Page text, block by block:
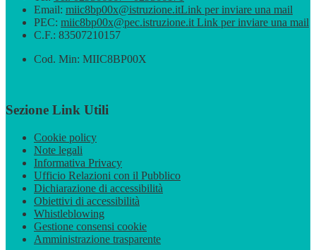
Email: miic8bp00x@istruzione.itLink per inviare una mail
PEC: miic8bp00x@pec.istruzione.it Link per inviare una mail
C.F.: 83507210157
Cod. Min: MIIC8BP00X
Sezione Link Utili
Cookie policy
Note legali
Informativa Privacy
Ufficio Relazioni con il Pubblico
Dichiarazione di accessibilità
Obiettivi di accessibilità
Whistleblowing
Gestione consensi cookie
Amministrazione trasparente